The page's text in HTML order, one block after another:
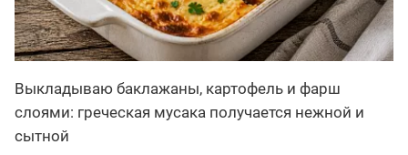
Выкладываю баклажаны, картофель и фарш
слоями: греческая мусака получается нежной и
сытной